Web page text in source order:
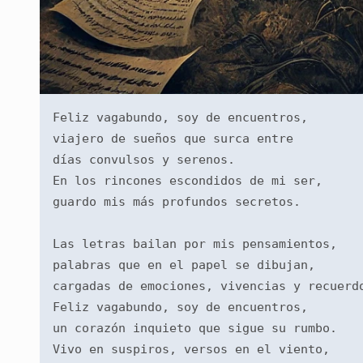
Feliz vagabundo, soy de encuentros,
viajero de sueños que surca entre
días convulsos y serenos.
En los rincones escondidos de mi ser,
guardo mis más profundos secretos.
Las letras bailan por mis pensamientos,
palabras que en el papel se dibujan,
cargadas de emociones, vivencias y
Feliz vagabundo, soy de encuentros,
un corazón inquieto que sigue su rumbo.
Vivo en suspiros, versos en el viento,